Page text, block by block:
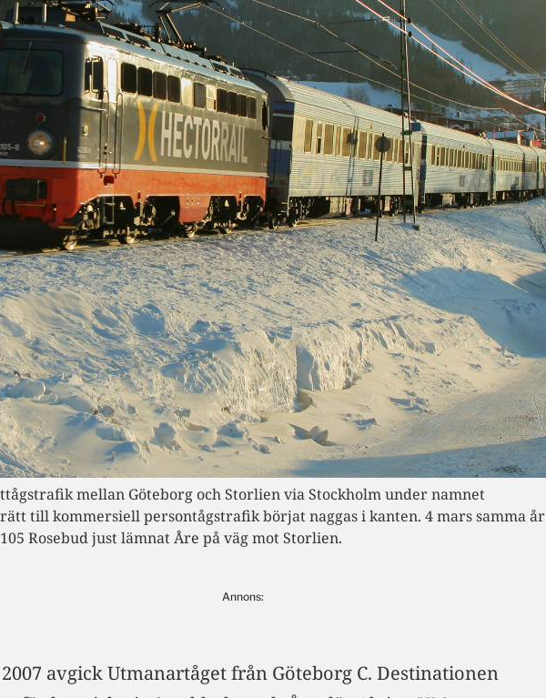
mellan Göteborg och Storlien via Stockholm under namnet
till kommersiell persontågstrafik börjat naggas i kanten. 4 mars samma år
Rosebud just lämnat Åre på väg mot Storlien.
Annons:
avgick Utmanartåget från Göteborg C. Destinationen